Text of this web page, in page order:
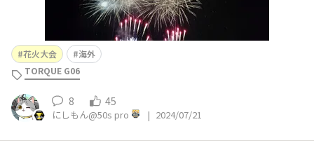
花火大会
海外
TORQUE G06
8 45
にしもん@50s pro | 2024/07/21